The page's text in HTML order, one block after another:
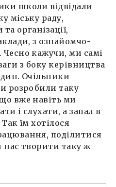
школи відвідали
міську раду,
організації,
з ознайомчо-
кажучи, ми самі
з боку керівництва
Очільники
розробили таку
вже навіть ми
і слухати, а запал в
їм хотілося
поділитися
нас творити таку ж